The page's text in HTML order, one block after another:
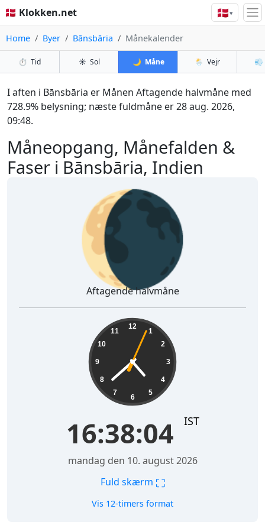
🇩🇰 Klokken.net 🇩🇰▾
Home Byer Bānsbāria Månekalender
⏱️ Tid ☀️ Sol 🌙 Måne 🌦️ Vejr 💨
Måneopgang, Månefalden &
Faser i Bānsbāria, Indien
I aften i Bānsbāria er Månen Aftagende halvmåne med
728.9% belysning; næste fuldmåne er 28 aug. 2026,
09:48.
🌘
Aftagende halvmåne
12
1
2
3
4
5
6
7
8
9
10
11
16:38:05 IST
mandag den 10. august 2026
Fuld skærm ⛶
Vis 12-timers format